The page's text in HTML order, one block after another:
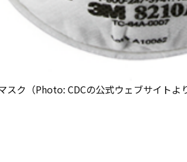
スク（Photo: CDCの公式ウェブサイトより